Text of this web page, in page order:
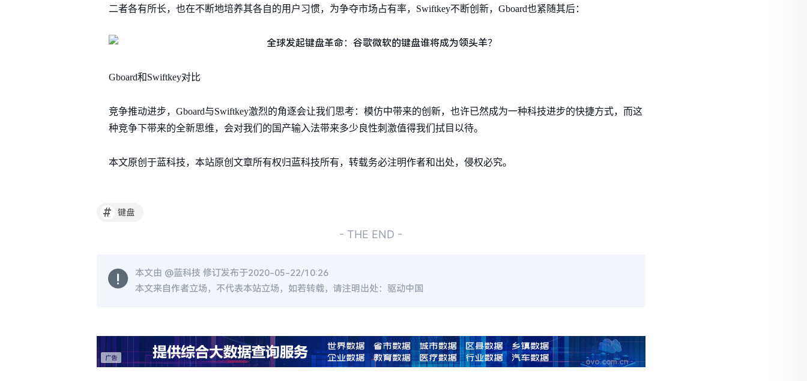
二者各有所长，也在不断地培养其各自的用户习惯，为争夺市场占有率，Swiftkey不断创新，Gboard也紧随其后：
Gboard和Swiftkey对比
竞争推动进步，Gboard与Swiftkey激烈的角逐会让我们思考：模仿中带来的创新，也许已然成为一种科技进步的快捷方式，而这
种竞争下带来的全新思维，会对我们的国产输入法带来多少良性刺激值得我们拭目以待。
本文原创于蓝科技，本站原创文章所有权归蓝科技所有，转载务必注明作者和出处，侵权必究。
# 键盘
- THE END -
本文由 @蓝科技 修订发布于2020-05-22/10:26
本文来自作者立场，不代表本站立场，如若转载，请注明出处：驱动中国